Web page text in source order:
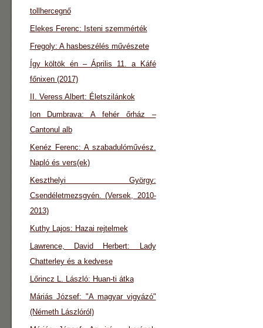
tollhercegnő
Elekes Ferenc: Isteni szemmérték
Fregoly: A hasbeszélés művészete
Így költök én – Április 11. a Káfé
főnixen (2017)
II. Veress Albert: Életszilánkok
Ion Dumbrava: A fehér őrház –
Cantonul alb
Kenéz Ferenc: A szabadulóművész.
Napló és vers(ek)
Keszthelyi György:
Csendéletmezsgyén. (Versek, 2010-
2013)
Kuthy Lajos: Hazai rejtelmek
Lawrence, David Herbert: Lady
Chatterley és a kedvese
Lőrincz L. László: Huan-ti átka
Máriás József: "A magyar vigyázó"
(Németh Lászlóról)